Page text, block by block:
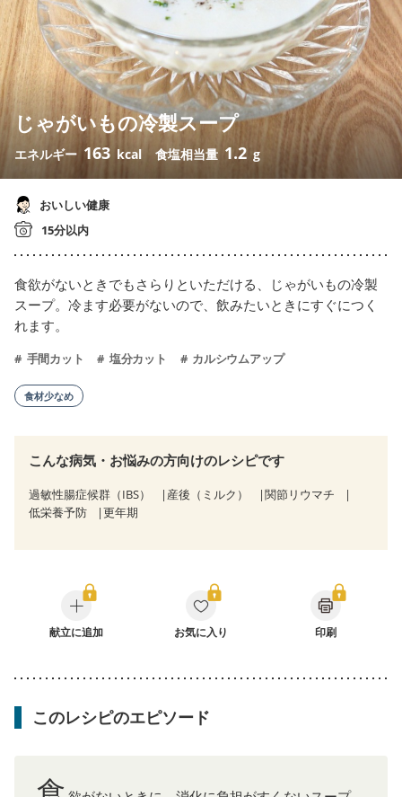
じゃがいもの冷製スープ
エネルギー 163 kcal 食塩相当量 1.2 g
おいしい健康
15分以内
食欲がないときでもさらりといただける、じゃがいもの冷製
スープ。冷ます必要がないので、飲みたいときにすぐにつく
れます。
手間カット 塩分カット カルシウムアップ
食材少なめ
こんな病気・お悩みの方向けのレシピです
過敏性腸症候群（IBS） 産後（ミルク）
関節リウマチ
低栄養予防
更年期
献立に追加 お気に入り 印刷
このレシピのエピソード